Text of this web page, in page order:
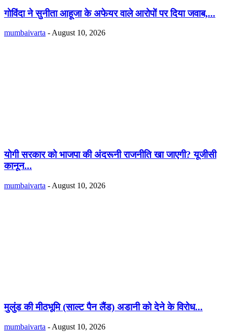
गोविंदा ने सुनीता आहूजा के अफेयर वाले आरोपों पर दिया जवाब,...
mumbaivarta - August 10, 2026
योगी सरकार को भाजपा की अंदरूनी राजनीति खा जाएगी? यूजीसी
कानून...
mumbaivarta - August 10, 2026
मुलुंड की मीठभूमि (साल्ट पैन लैंड) अडानी को देने के विरोध...
mumbaivarta - August 10, 2026